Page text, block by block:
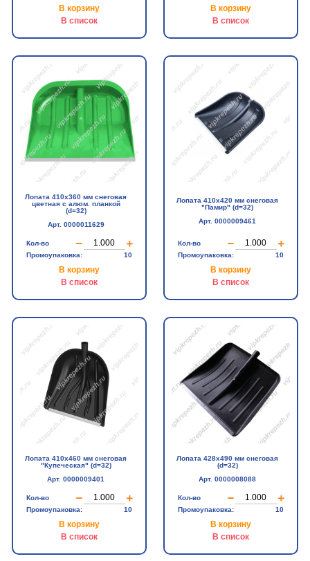
В корзину
В список
В корзину
В список
Лопата 410х360 мм снеговая
цветная с алюм. планкой
(d=32)
Арт. 0000011629
Кол-во
Промоупаковка:
10
В корзину
В список
Лопата 410х420 мм снеговая
"Памир" (d=32)
Арт. 0000009461
Кол-во
Промоупаковка:
10
В корзину
В список
Лопата 410х460 мм снеговая
"Купеческая" (d=32)
Арт. 0000009401
Кол-во
Промоупаковка:
10
В корзину
В список
Лопата 428х490 мм снеговая
(d=32)
Арт. 0000008088
Кол-во
Промоупаковка:
10
В корзину
В список